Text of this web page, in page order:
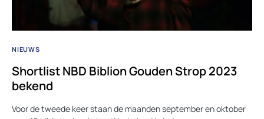
NIEUWS
Shortlist NBD Biblion Gouden Strop 2023
bekend
Voor de tweede keer staan de maanden september en oktober